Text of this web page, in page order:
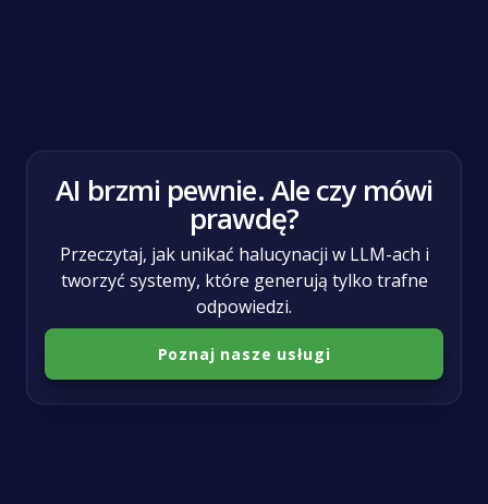
AI brzmi pewnie. Ale czy mówi
prawdę?
Przeczytaj, jak unikać halucynacji w LLM-ach i
tworzyć systemy, które generują tylko trafne
odpowiedzi.
Poznaj nasze usługi